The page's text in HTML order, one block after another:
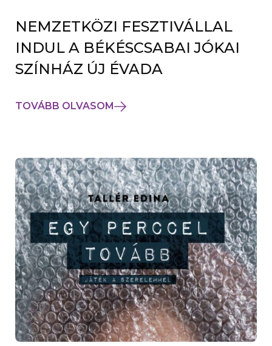
NEMZETKÖZI FESZTIVÁLLAL
INDUL A BÉKÉSCSABAI JÓKAI
SZÍNHÁZ ÚJ ÉVADA
TOVÁBB OLVASOM